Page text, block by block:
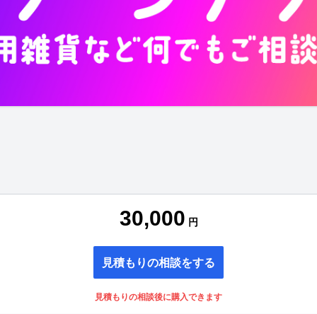
30,000 円
見積もりの相談をする
見積もりの相談後に購入できます